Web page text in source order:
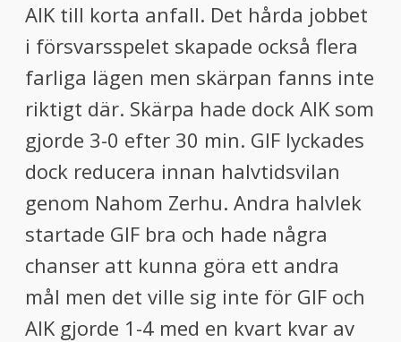
AIK till korta anfall. Det hårda jobbet
i försvarsspelet skapade också flera
farliga lägen men skärpan fanns inte
riktigt där. Skärpa hade dock AIK som
gjorde 3-0 efter 30 min. GIF lyckades
dock reducera innan halvtidsvilan
genom Nahom Zerhu. Andra halvlek
startade GIF bra och hade några
chanser att kunna göra ett andra
mål men det ville sig inte för GIF och
AIK gjorde 1-4 med en kvart kvar av